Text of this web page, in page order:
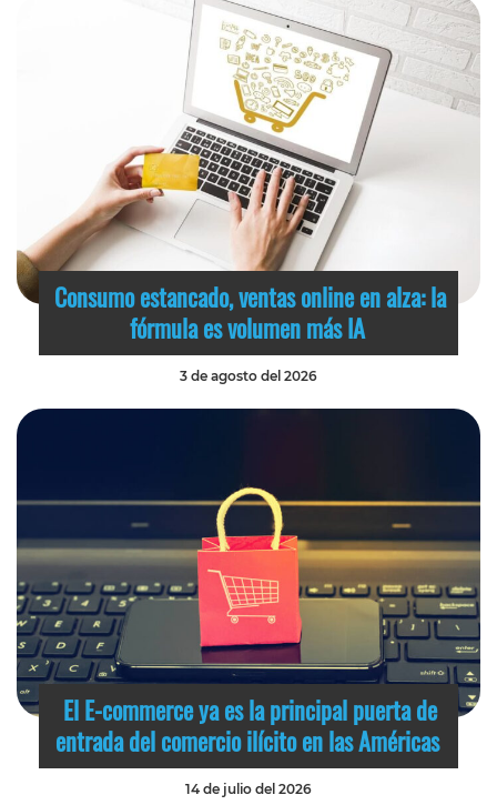
Consumo estancado, ventas online en alza: la
fórmula es volumen más IA
3 de agosto del 2026
El E-commerce ya es la principal puerta de
entrada del comercio ilícito en las Américas
14 de julio del 2026